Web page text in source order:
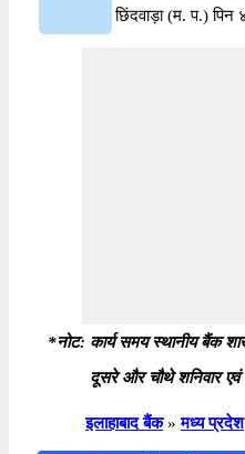
छिंदवाड़ा (म. प.)
*नोट: कार्य समय स्थानीय बैंक
दूसरे और चौथे शनिवार एवं
इलाहाबाद बैंक » मध्य प्रदेश